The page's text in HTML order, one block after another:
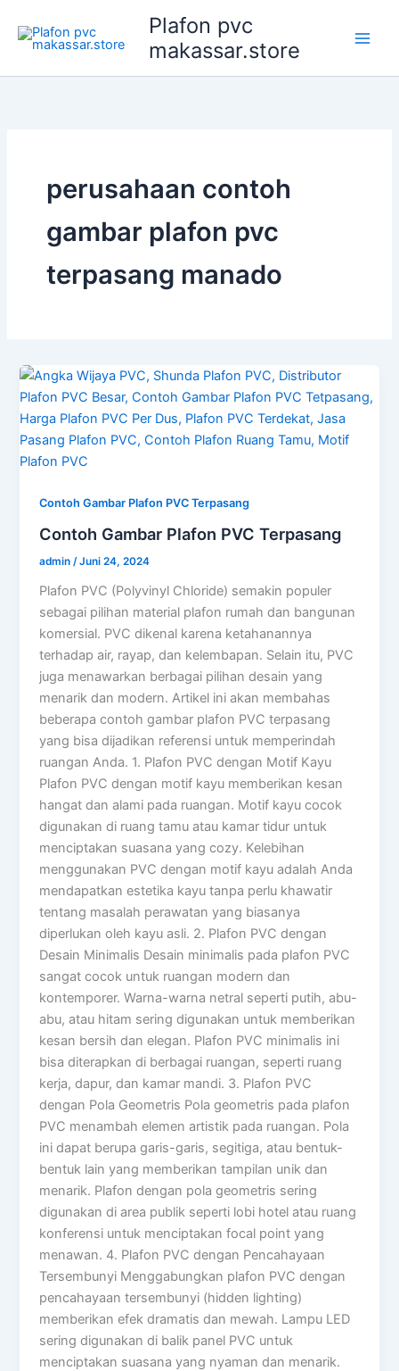
konten
Plafon pvc
makassar.store
perusahaan contoh
gambar plafon pvc
terpasang manado
Contoh Gambar Plafon PVC Terpasang
Contoh Gambar Plafon PVC Terpasang
admin /Juni 24, 2024
Plafon PVC (Polyvinyl Chloride) semakin populer
sebagai pilihan material plafon rumah dan bangunan
komersial. PVC dikenal karena ketahanannya
terhadap air, rayap, dan kelembapan. Selain itu, PVC
juga menawarkan berbagai pilihan desain yang
menarik dan modern. Artikel ini akan membahas
beberapa contoh gambar plafon PVC terpasang
yang bisa dijadikan referensi untuk memperindah
ruangan Anda. 1. Plafon PVC dengan Motif Kayu
Plafon PVC dengan motif kayu memberikan kesan
hangat dan alami pada ruangan. Motif kayu cocok
digunakan di ruang tamu atau kamar tidur untuk
menciptakan suasana yang cozy. Kelebihan
menggunakan PVC dengan motif kayu adalah Anda
mendapatkan estetika kayu tanpa perlu khawatir
tentang masalah perawatan yang biasanya
diperlukan oleh kayu asli. 2. Plafon PVC dengan
Desain Minimalis Desain minimalis pada plafon PVC
sangat cocok untuk ruangan modern dan
kontemporer. Warna-warna netral seperti putih, abu-
abu, atau hitam sering digunakan untuk memberikan
kesan bersih dan elegan. Plafon PVC minimalis ini
bisa diterapkan di berbagai ruangan, seperti ruang
kerja, dapur, dan kamar mandi. 3. Plafon PVC
dengan Pola Geometris Pola geometris pada plafon
PVC menambah elemen artistik pada ruangan. Pola
ini dapat berupa garis-garis, segitiga, atau bentuk-
bentuk lain yang memberikan tampilan unik dan
menarik. Plafon dengan pola geometris sering
digunakan di area publik seperti lobi hotel atau ruang
konferensi untuk menciptakan focal point yang
menawan. 4. Plafon PVC dengan Pencahayaan
Tersembunyi Menggabungkan plafon PVC dengan
pencahayaan tersembunyi (hidden lighting)
memberikan efek dramatis dan mewah. Lampu LED
sering digunakan di balik panel PVC untuk
menciptakan suasana yang nyaman dan menarik.